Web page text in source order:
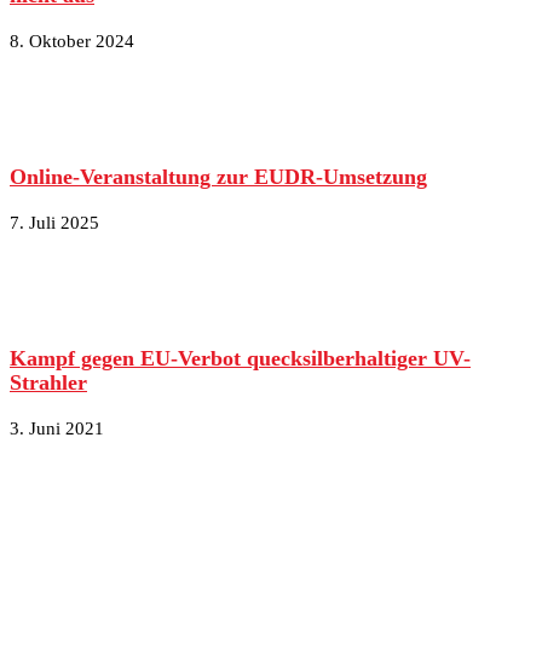
8. Oktober 2024
Online-Veranstaltung zur EUDR-Umsetzung
7. Juli 2025
Kampf gegen EU-Verbot quecksilberhaltiger UV-
Strahler
3. Juni 2021